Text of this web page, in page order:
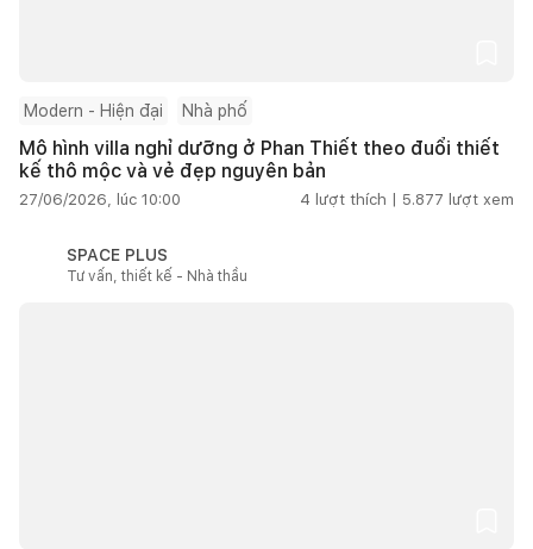
Modern - Hiện đại Nhà phố
Mô hình villa nghỉ dưỡng ở Phan Thiết theo đuổi thiết
kế thô mộc và vẻ đẹp nguyên bản
27/06/2026, lúc 10:00 4 lượt thích | 5.877 lượt xem
SPACE PLUS
Tư vấn, thiết kế - Nhà thầu